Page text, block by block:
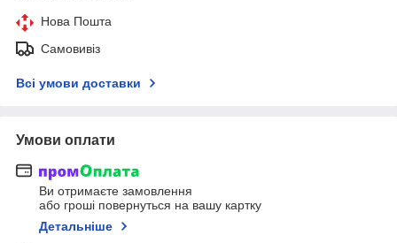
Нова Пошта
Самовивіз
Всі умови доставки
Умови оплати
Ви отримаєте замовлення
або гроші повернуться на вашу картку
Детальніше